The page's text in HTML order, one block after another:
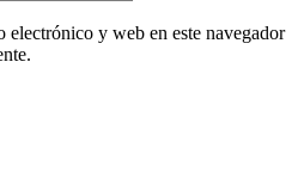
electrónico y web en este navegador